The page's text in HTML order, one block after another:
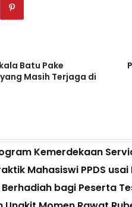
Batu Pake
Masih Terjaga di
Kemerdekaan
Mahasiswi PPDS
bagi Peserta